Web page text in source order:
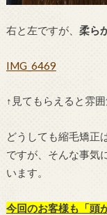
右と左ですが、 柔ら
IMG_6469
↑見てもらえると雰
どうしても縮毛矯正
ですが、そんな事気
います。
今回のお客様も「頭